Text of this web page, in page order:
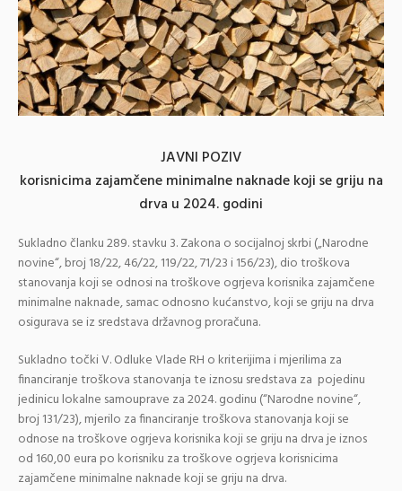
JAVNI POZIV
korisnicima zajamčene minimalne naknade koji se griju na
drva u 2024. godini
Sukladno članku 289. stavku 3. Zakona o socijalnoj skrbi („Narodne
novine“, broj 18/22, 46/22, 119/22, 71/23 i 156/23), dio troškova
stanovanja koji se odnosi na troškove ogrjeva korisnika zajamčene
minimalne naknade, samac odnosno kućanstvo, koji se griju na drva
osigurava se iz sredstava državnog proračuna.
Sukladno točki V. Odluke Vlade RH o kriterijima i mjerilima za
financiranje troškova stanovanja te iznosu sredstava za pojedinu
jedinicu lokalne samouprave za 2024. godinu (“Narodne novine“,
broj 131/23), mjerilo za financiranje troškova stanovanja koji se
odnose na troškove ogrjeva korisnika koji se griju na drva je iznos
od 160,00 eura po korisniku za troškove ogrjeva korisnicima
zajamčene minimalne naknade koji se griju na drva.